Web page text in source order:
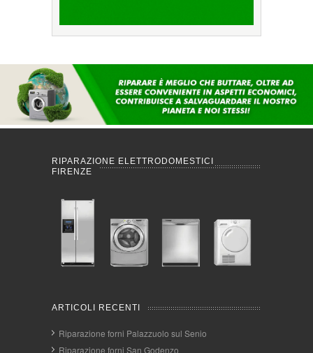
RIPARAZIONE ELETTRODOMESTICI
FIRENZE
ARTICOLI RECENTI
Riparazione forni Palazzuolo sul Senio
Riparazione forni San Godenzo